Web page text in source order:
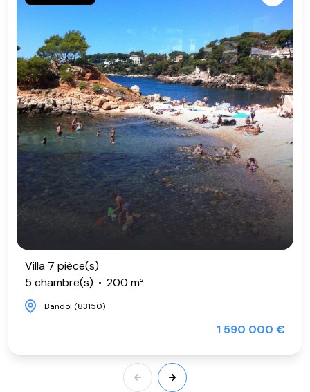
Villa 7 pièce(s)
5 chambre(s)
200 m²
Bandol (83150)
1 590 000 €